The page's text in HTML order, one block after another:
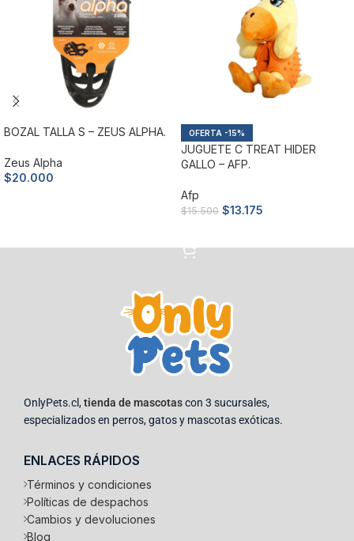
BOZAL TALLA S – ZEUS ALPHA.
Zeus Alpha
$20.000
-15%
JUGUETE C TREAT HIDER
GALLO – AFP.
Afp
$15.500 $13.175
OnlyPets.cl,tienda de mascotascon 3 sucursales,
especializados en perros, gatos y mascotas exóticas.
ENLACES RÁPIDOS
Términos y condiciones
Políticas de despachos
Cambios y devoluciones
Blog